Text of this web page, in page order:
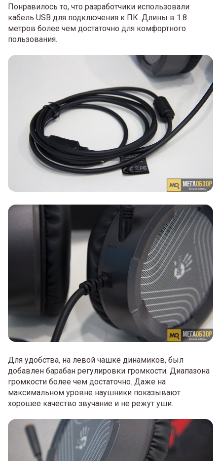
Понравилось то, что разработчики использовали
кабель USB для подключения к ПК. Длины в 1.8
метров более чем достаточно для комфортного
пользования.
Для удобства, на левой чашке динамиков, был
добавлен барабан регулировки громкости. Диапазона
громкости более чем достаточно. Даже на
максимальном уровне наушники показывают
хорошее качество звучание и не режут уши.